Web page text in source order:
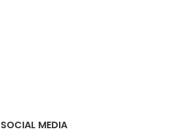
SOCIAL MEDIA